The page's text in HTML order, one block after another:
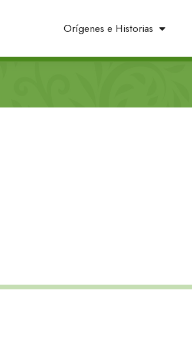
Orígenes e Historias